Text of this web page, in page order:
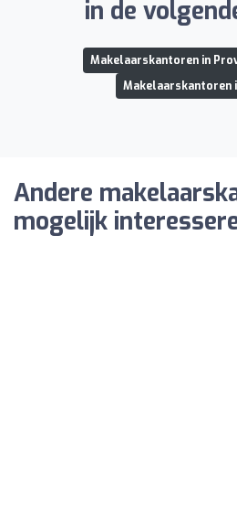
in de
Makelaarskantoren in
Makelaarskantoren
Andere
mogelijk